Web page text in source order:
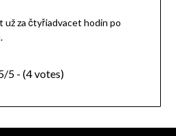
už za čtyřiadvacet hodin po
5 - (4 votes)